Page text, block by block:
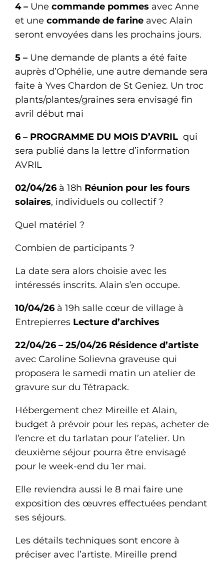
4 – Une commande pommes avec Anne
et une commande de farine avec Alain
seront envoyées dans les prochains jours.
5 – Une demande de plants a été faite
auprès d’Ophélie, une autre demande sera
faite à Yves Chardon de St Geniez. Un troc
plants/plantes/graines sera envisagé fin
avril début mai
6 – PROGRAMME DU MOIS D’AVRIL qui
sera publié dans la lettre d’information
AVRIL
02/04/26 à 18h Réunion pour les fours
solaires, individuels ou collectif ?
Quel matériel ?
Combien de participants ?
La date sera alors choisie avec les
intéressés inscrits. Alain s’en occupe.
10/04/26 à 19h salle cœur de village à
Entrepierres Lecture d’archives
22/04/26 – 25/04/26 Résidence d’artiste
avec Caroline Solievna graveuse qui
proposera le samedi matin un atelier de
gravure sur du Tétrapack.
Hébergement chez Mireille et Alain,
budget à prévoir pour les repas, acheter de
l’encre et du tarlatan pour l’atelier. Un
deuxième séjour pourra être envisagé
pour le week-end du 1er mai.
Elle reviendra aussi le 8 mai faire une
exposition des œuvres effectuées pendant
ses séjours.
Les détails techniques sont encore à
préciser avec l’artiste. Mireille prend